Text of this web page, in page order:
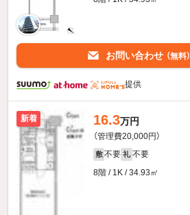
お問い合わせ （無料）
提供
新着 16.3万円
（管理費20,000円）
敷 不要 礼 不要
8階 / 1K / 34.93㎡